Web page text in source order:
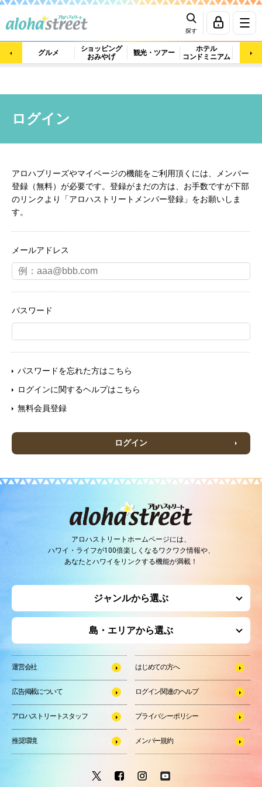
探す
グルメ
ショッピング
おみやげ
観光・ツアー
ホテル
コンドミニアム
マッ
ログイン
アロハブリーズやマイページの機能をご利用頂くには、メンバー
登録（無料）が必要です。登録がまだの方は、お手数ですが下部
のリンクより「アロハストリートメンバー登録」をお願いしま
す。
メールアドレス
パスワード
パスワードを忘れた方はこちら
ログインに関するヘルプはこちら
無料会員登録
ログイン
アロハストリートホームページには、
ハワイ・ライフが100倍楽しくなるワクワク情報や、
あなたとハワイをリンクする機能が満載！
ジャンルから選ぶ
島・エリアから選ぶ
運営会社 はじめての方へ
広告掲載について ログイン関連のヘルプ
アロハストリートスタッフ プライバシーポリシー
推奨環境 メンバー規約